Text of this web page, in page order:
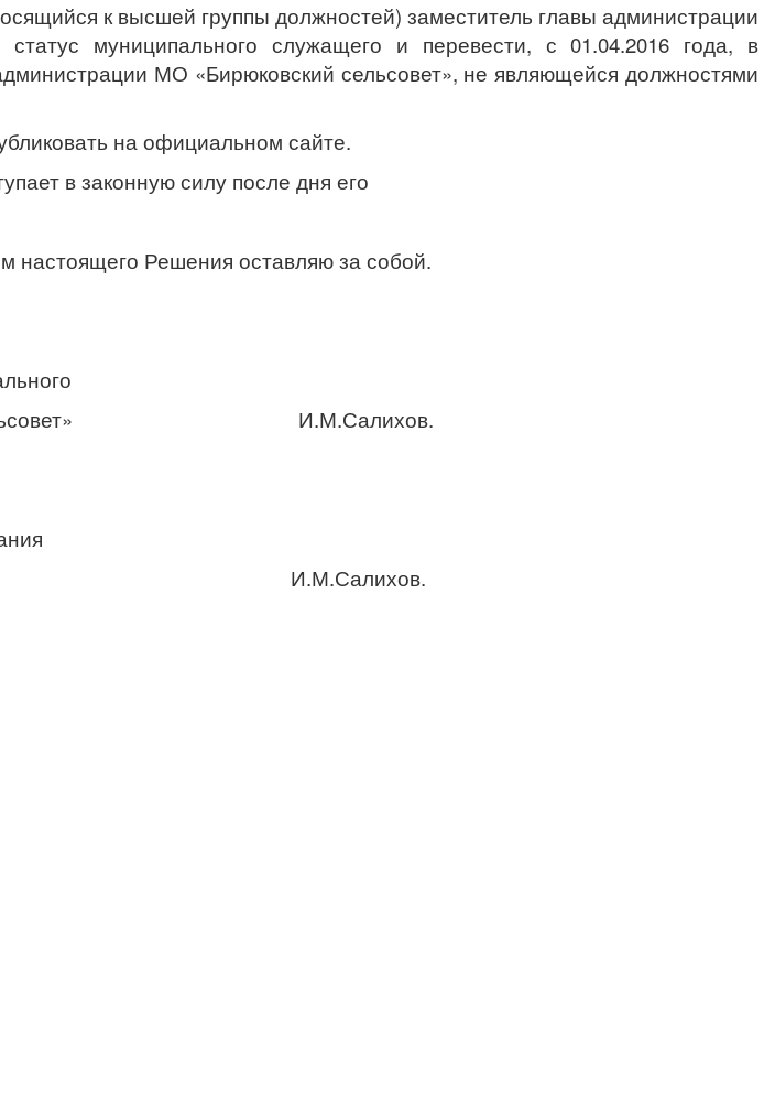
к высшей группы должностей) заместитель главы администрации
муниципального служащего и перевести, с 01.04.2016 года, в
МО «Бирюковский сельсовет», не являющейся должностями
на официальном сайте.
в законную силу после дня его
настоящего Решения оставляю за собой.
сельсовет» И.М.Салихов.
И.М.Салихов.